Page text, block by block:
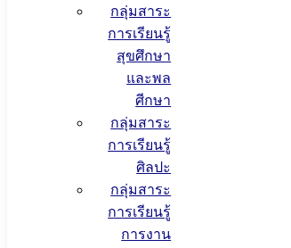
กลุ่มสาระ
การเรียนรู้
สุขศึกษา
และพล
ศีกษา
กลุ่มสาระ
การเรียนรู้
ศิลปะ
กลุ่มสาระ
การเรียนรู้
การงาน